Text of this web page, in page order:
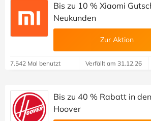
Bis zu 10 % Xiaomi
Neukunden
Zur Aktion
7.542 Mal benutzt Verfällt am 31.12.26
Bis zu 40 % Rabatt in
Hoover